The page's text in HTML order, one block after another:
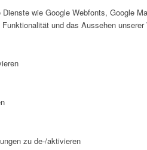
wie Google Webfonts, Google
und das Aussehen
zu de-/aktivieren